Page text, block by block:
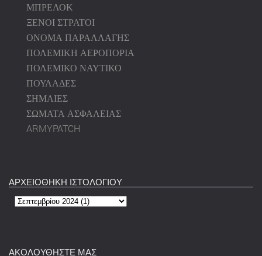
ΜΠΡΕΛΟΚ
ΞΕΝΟΙ ΣΤΡΑΤΟΙ
ΟΝΟΜΑ ΠΑΡΑΛΛΑΓΗΣ
ΠΟΛΕΜΙΚΗ ΑΕΡΟΠΟΡΙΑ
ΠΟΛΕΜΙΚΟ ΝΑΥΤΙΚΟ
ΠΟΥΛΑΔΕΣ
ΣΗΜΑΙΕΣ
ΣΩΜΑΤΑ ΑΣΦΑΛΕΙΑΣ
ARMYPATCH
ΑΡΧΕΙΟΘΗΚΗ ΙΣΤΟΛΟΓΙΟΥ
ΑΚΟΛΟΥΘΗΣΤΕ ΜΑΣ